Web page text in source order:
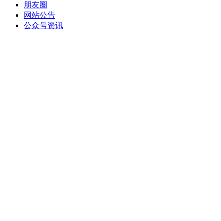
朋友圈
网站公告
公众号资讯